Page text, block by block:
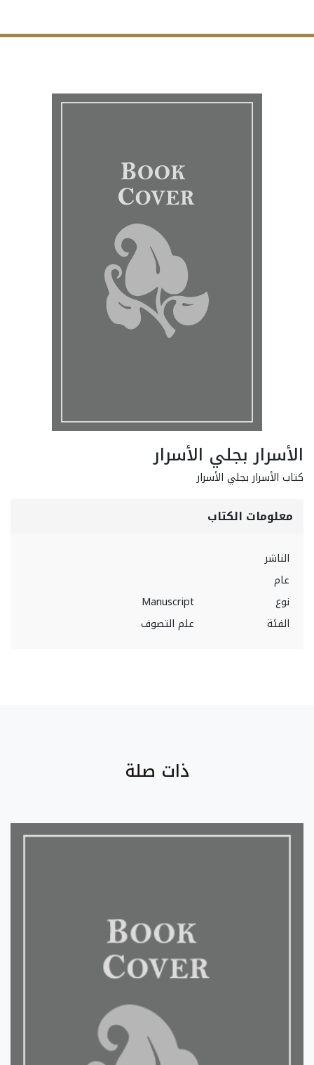
الأسرار بجلي الأسرار
كتاب الأسرار بجلي الأسرار
معلومات الكتاب
الناشر
عام
نوع
Manuscript
الفئة
علم التصوف
ذات صلة